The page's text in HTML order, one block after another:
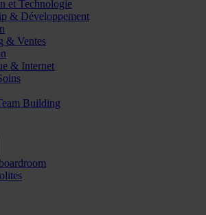
et Technologie
& Développement
& Ventes
& Internet
Building